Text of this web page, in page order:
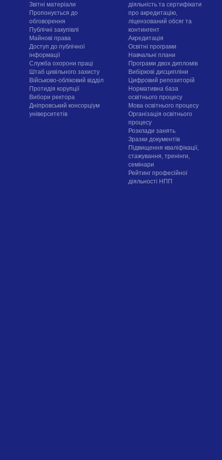
Звітні матеріали
Пропонується до
обговорення
Публічні закупівлі
Майнові права
Доступ до публічної
інформації
Служба охорони праці
Штаб цивільного захисту
Військово-обліковий відділ
Протидія корупції
Вибори ректора
Дніпровський консорціум
університетів
діяльність та сертифікати
про акредитацію,
ліцензований обсяг та
контингент
Акредитація
Освітні програми
Навчальні плани
Програми двох дипломів
Вибіркові дисципліни
Цифровий репозиторій
Нормативна база
освітнього процесу
Мова освітнього процесу
Організація освітнього
процесу
Розклади занять
Зразки документів
Підвищення кваліфікації,
стажування, тренінги,
семінари
Рейтинг професійної
діяльності НПП